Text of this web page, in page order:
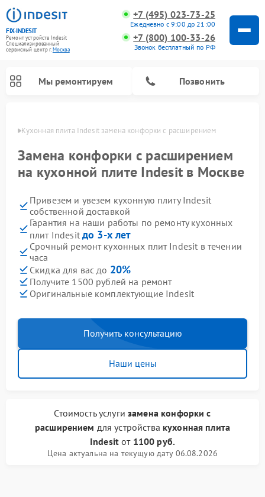
FIX-INDESIT
Ремонт устройств Indesit
Специализированный
cервисный центр г.Москва
+7 (495) 023-73-25
Ежедневно с 9:00 до 21:00
+7 (800) 100-33-26
Звонок бесплатный по РФ
Мы ремонтируем Позвонить
Кухонная плита Indesit замена конфорки с расширением
Замена конфорки с расширением
на кухонной плите Indesit в Москве
Привезем и увезем кухонную плиту Indesit
собственной доставкой
Гарантия на наши работы по ремонту кухонных
плит Indesit до 3-х лет
Срочный ремонт кухонных плит Indesit в течении
часа
Скидка для вас до 20%
Получите 1500 рублей на ремонт
Оригинальные комплектующие Indesit
Получить консультацию
Наши цены
Стоимость услуги замена конфорки с
расширением для устройства кухонная плита
Indesit от 1100 руб.
Цена актуальна на текущую дату 06.08.2026